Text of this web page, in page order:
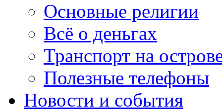
Основные религии
Всё о деньгах
Транспорт на
Полезные телефоны
Новости и события